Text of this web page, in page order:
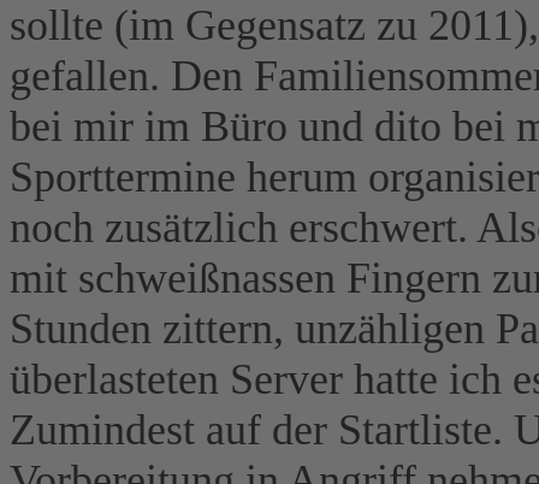
sollte (im Gegensatz zu
gefallen. Den
bei mir im Büro und dito bei
Sporttermine herum
noch zusätzlich erschwert.
mit schweißnassen Fingern
Stunden zittern, unzähligen
überlasteten Server hatte ich
Zumindest auf der Startliste.